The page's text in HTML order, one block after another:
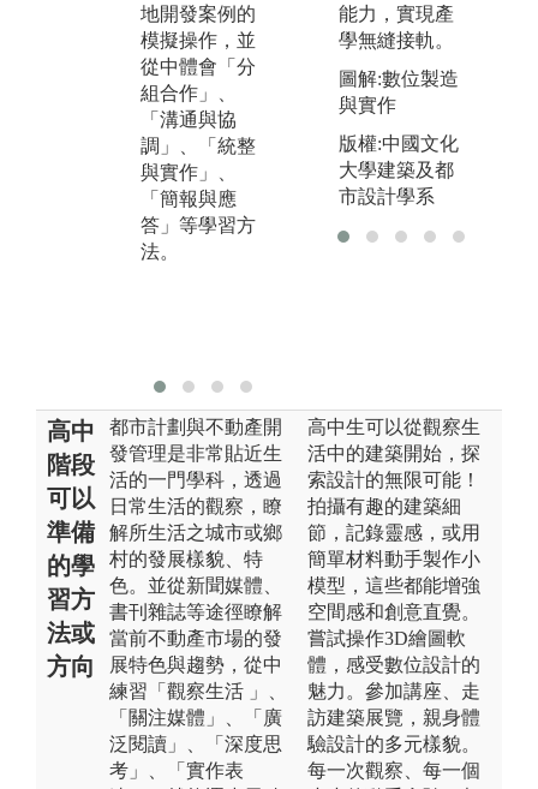
地開發案例的
模擬操作，並
從中體會「分
組合作」、
「溝通與協
調」、「統整
與實作」、
「簡報與應
答」等學習方
法。
AI、影像拍攝
與編輯等，透
過「軟體操
作」、「創新
模擬」、「案
例呈現」等學
習方法，將數
位技能有效應
能力，實現產
學無縫接軌。
圖解:數位製造
與實作
版權:中國文化
大學建築及都
市設計學系
高中
階段
可以
準備
的學
習方
法或
方向
都市計劃與不動產開
發管理是非常貼近生
活的一門學科，透過
日常生活的觀察，瞭
解所生活之城市或鄉
村的發展樣貌、特
色。並從新聞媒體、
書刊雜誌等途徑瞭解
當前不動產市場的發
展特色與趨勢，從中
練習「觀察生活 」、
「關注媒體」、「廣
泛閱讀」、「深度思
考」、「實作表
高中生可以從觀察生
活中的建築開始，探
索設計的無限可能！
拍攝有趣的建築細
節，記錄靈感，或用
簡單材料動手製作小
模型，這些都能增強
空間感和創意直覺。
嘗試操作3D繪圖軟
體，感受數位設計的
魅力。參加講座、走
訪建築展覽，親身體
驗設計的多元樣貌。
每一次觀察、每一個